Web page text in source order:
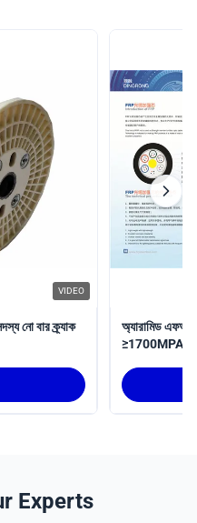
VIDEO
নো বার ক্র্যাক
অ্যারামিড
≥1700MPA
Experts